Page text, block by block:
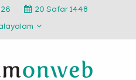
20 Safar 1448